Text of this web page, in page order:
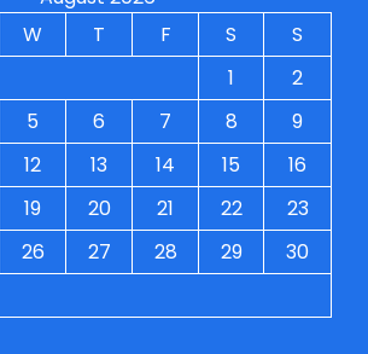
W T F S
S
1
2
5 6 7 8
9
12 13 14 15
16
19 20 21 22
23
26 27 28 29
30